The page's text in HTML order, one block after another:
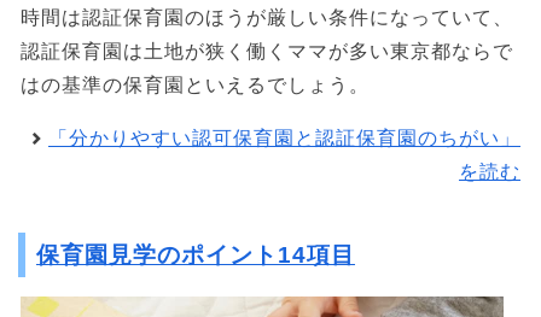
時間は認証保育園のほうが厳しい条件になっていて、
認証保育園は土地が狭く働くママが多い東京都ならで
はの基準の保育園といえるでしょう。
「分かりやすい認可保育園と認証保育園のちがい」
を読む
保育園見学のポイント14項目